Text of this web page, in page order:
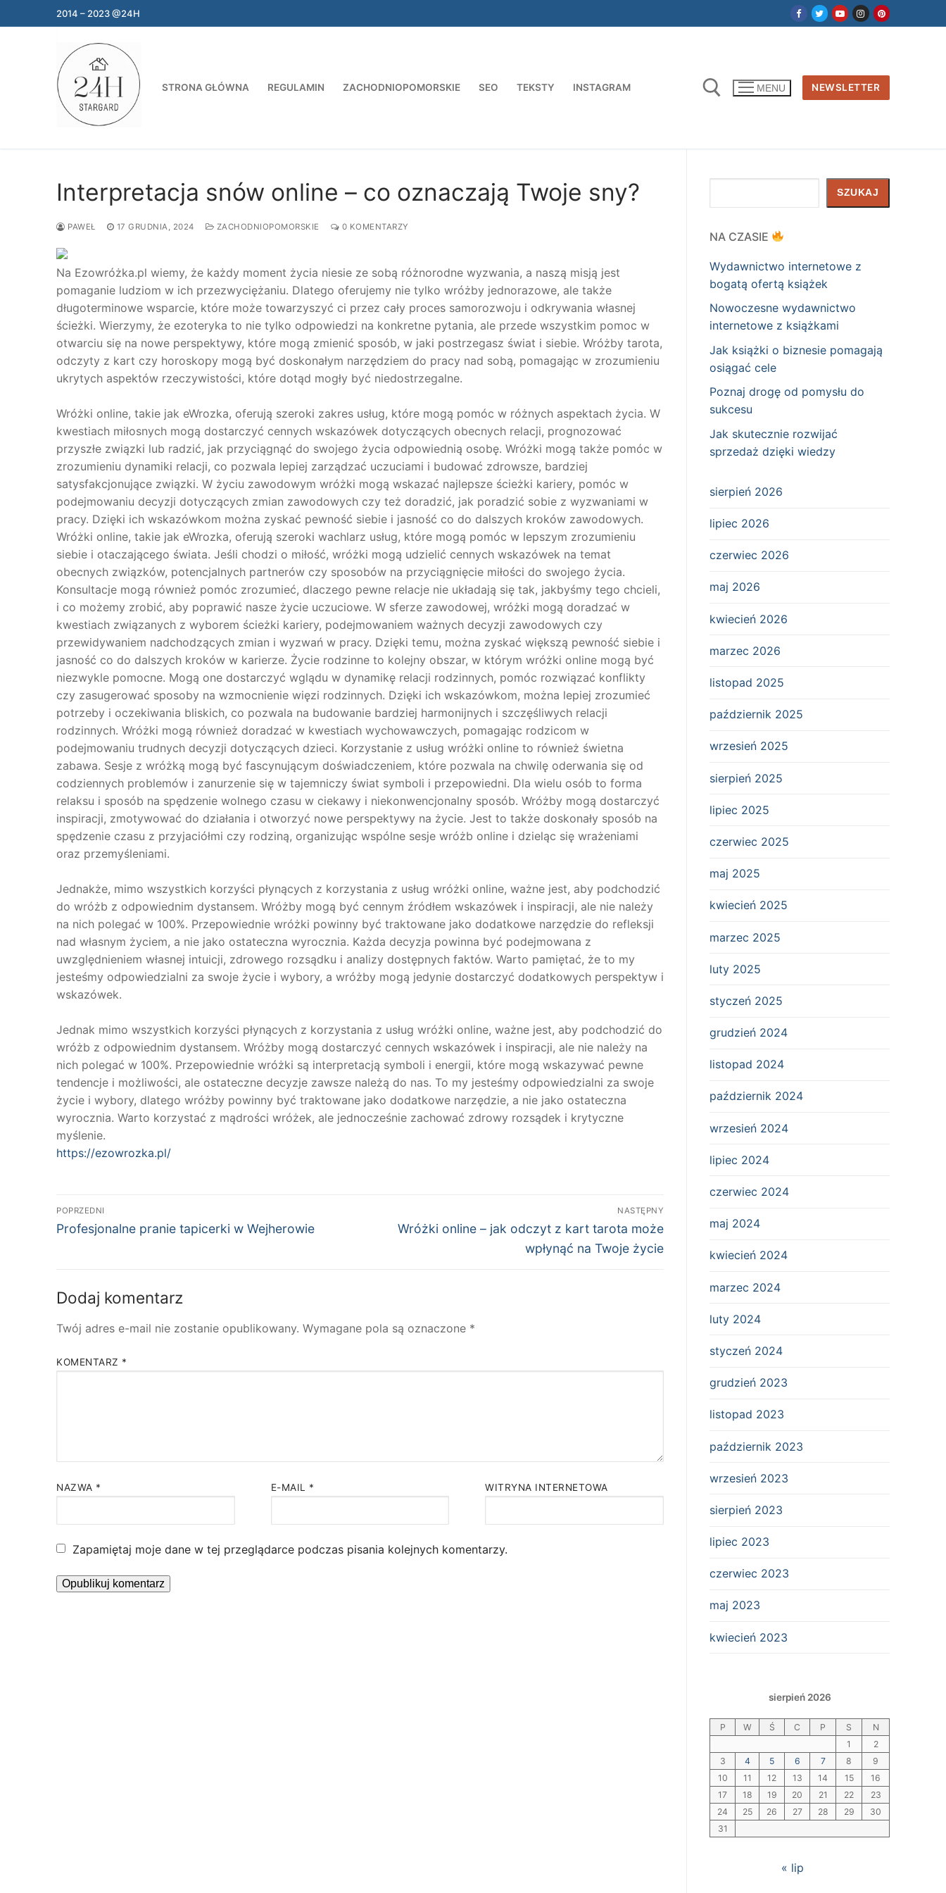
do
2014 – 2023 @24H
STRONA GŁÓWNA REGULAMIN ZACHODNIOPOMORSKIE SEO TEKSTY INSTAGRAM MENU NEWSLETTER
Interpretacja snów online – co oznaczają Twoje sny?
PAWEŁ 17 GRUDNIA, 2024 ZACHODNIOPOMORSKIE 0 KOMENTARZY
Na Ezowróżka.pl wiemy, że każdy moment życia niesie ze sobą różnorodne wyzwania, a naszą misją jest
pomaganie ludziom w ich przezwyciężaniu. Dlatego oferujemy nie tylko wróżby jednorazowe, ale także
długoterminowe wsparcie, które może towarzyszyć ci przez cały proces samorozwoju i odkrywania własnej
ścieżki. Wierzymy, że ezoteryka to nie tylko odpowiedzi na konkretne pytania, ale przede wszystkim pomoc w
otwarciu się na nowe perspektywy, które mogą zmienić sposób, w jaki postrzegasz świat i siebie. Wróżby tarota,
odczyty z kart czy horoskopy mogą być doskonałym narzędziem do pracy nad sobą, pomagając w zrozumieniu
ukrytych aspektów rzeczywistości, które dotąd mogły być niedostrzegalne.
Wróżki online, takie jak eWrozka, oferują szeroki zakres usług, które mogą pomóc w różnych aspektach życia. W
kwestiach miłosnych mogą dostarczyć cennych wskazówek dotyczących obecnych relacji, prognozować
przyszłe związki lub radzić, jak przyciągnąć do swojego życia odpowiednią osobę. Wróżki mogą także pomóc w
zrozumieniu dynamiki relacji, co pozwala lepiej zarządzać uczuciami i budować zdrowsze, bardziej
satysfakcjonujące związki. W życiu zawodowym wróżki mogą wskazać najlepsze ścieżki kariery, pomóc w
podejmowaniu decyzji dotyczących zmian zawodowych czy też doradzić, jak poradzić sobie z wyzwaniami w
pracy. Dzięki ich wskazówkom można zyskać pewność siebie i jasność co do dalszych kroków zawodowych.
Wróżki online, takie jak eWrozka, oferują szeroki wachlarz usług, które mogą pomóc w lepszym zrozumieniu
siebie i otaczającego świata. Jeśli chodzi o miłość, wróżki mogą udzielić cennych wskazówek na temat
obecnych związków, potencjalnych partnerów czy sposobów na przyciągnięcie miłości do swojego życia.
Konsultacje mogą również pomóc zrozumieć, dlaczego pewne relacje nie układają się tak, jakbyśmy tego chcieli,
i co możemy zrobić, aby poprawić nasze życie uczuciowe. W sferze zawodowej, wróżki mogą doradzać w
kwestiach związanych z wyborem ścieżki kariery, podejmowaniem ważnych decyzji zawodowych czy
przewidywaniem nadchodzących zmian i wyzwań w pracy. Dzięki temu, można zyskać większą pewność siebie i
jasność co do dalszych kroków w karierze. Życie rodzinne to kolejny obszar, w którym wróżki online mogą być
niezwykle pomocne. Mogą one dostarczyć wglądu w dynamikę relacji rodzinnych, pomóc rozwiązać konflikty
czy zasugerować sposoby na wzmocnienie więzi rodzinnych. Dzięki ich wskazówkom, można lepiej zrozumieć
potrzeby i oczekiwania bliskich, co pozwala na budowanie bardziej harmonijnych i szczęśliwych relacji
rodzinnych. Wróżki mogą również doradzać w kwestiach wychowawczych, pomagając rodzicom w
podejmowaniu trudnych decyzji dotyczących dzieci. Korzystanie z usług wróżki online to również świetna
zabawa. Sesje z wróżką mogą być fascynującym doświadczeniem, które pozwala na chwilę oderwania się od
codziennych problemów i zanurzenie się w tajemniczy świat symboli i przepowiedni. Dla wielu osób to forma
relaksu i sposób na spędzenie wolnego czasu w ciekawy i niekonwencjonalny sposób. Wróżby mogą dostarczyć
inspiracji, zmotywować do działania i otworzyć nowe perspektywy na życie. Jest to także doskonały sposób na
spędzenie czasu z przyjaciółmi czy rodziną, organizując wspólne sesje wróżb online i dzieląc się wrażeniami
oraz przemyśleniami.
Jednakże, mimo wszystkich korzyści płynących z korzystania z usług wróżki online, ważne jest, aby podchodzić
do wróżb z odpowiednim dystansem. Wróżby mogą być cennym źródłem wskazówek i inspiracji, ale nie należy
na nich polegać w 100%. Przepowiednie wróżki powinny być traktowane jako dodatkowe narzędzie do refleksji
nad własnym życiem, a nie jako ostateczna wyrocznia. Każda decyzja powinna być podejmowana z
uwzględnieniem własnej intuicji, zdrowego rozsądku i analizy dostępnych faktów. Warto pamiętać, że to my
jesteśmy odpowiedzialni za swoje życie i wybory, a wróżby mogą jedynie dostarczyć dodatkowych perspektyw i
wskazówek.
Jednak mimo wszystkich korzyści płynących z korzystania z usług wróżki online, ważne jest, aby podchodzić do
wróżb z odpowiednim dystansem. Wróżby mogą dostarczyć cennych wskazówek i inspiracji, ale nie należy na
nich polegać w 100%. Przepowiednie wróżki są interpretacją symboli i energii, które mogą wskazywać pewne
tendencje i możliwości, ale ostateczne decyzje zawsze należą do nas. To my jesteśmy odpowiedzialni za swoje
życie i wybory, dlatego wróżby powinny być traktowane jako dodatkowe narzędzie, a nie jako ostateczna
wyrocznia. Warto korzystać z mądrości wróżek, ale jednocześnie zachować zdrowy rozsądek i krytyczne
myślenie.
https://ezowrozka.pl/
Nawigacja
wpisu
POPRZEDNI
Poprzedni
Profesjonalne pranie tapicerki w Wejherowie
NASTĘPNY
Następny
Wróżki online – jak odczyt z kart tarota może
wpłynąć na Twoje życie
Dodaj komentarz
Twój adres e-mail nie zostanie opublikowany. Wymagane pola są oznaczone *
KOMENTARZ *
NAZWA * E-MAIL * WITRYNA INTERNETOWA
Zapamiętaj moje dane w tej przeglądarce podczas pisania kolejnych komentarzy.
SZUKAJ
NA CZASIE
Wydawnictwo internetowe z
bogatą ofertą książek
Nowoczesne wydawnictwo
internetowe z książkami
Jak książki o biznesie pomagają
osiągać cele
Poznaj drogę od pomysłu do
sukcesu
Jak skutecznie rozwijać
sprzedaż dzięki wiedzy
sierpień 2026
lipiec 2026
czerwiec 2026
maj 2026
kwiecień 2026
marzec 2026
listopad 2025
październik 2025
wrzesień 2025
sierpień 2025
lipiec 2025
czerwiec 2025
maj 2025
kwiecień 2025
marzec 2025
luty 2025
styczeń 2025
grudzień 2024
listopad 2024
październik 2024
wrzesień 2024
lipiec 2024
czerwiec 2024
maj 2024
kwiecień 2024
marzec 2024
luty 2024
styczeń 2024
grudzień 2023
listopad 2023
październik 2023
wrzesień 2023
sierpień 2023
lipiec 2023
czerwiec 2023
maj 2023
kwiecień 2023
sierpień 2026
P W Ś C P S
N
1
2
3
4 5 6 7 8
9
10
11 12 13 14 15
16
17
18 19 20 21 22
23
24
25 26 27 28 29
30
31
« lip